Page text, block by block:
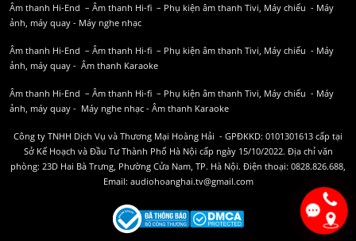
Âm thanh Hi-End – Âm thanh Hi-fi – Phụ kiện âm thanh Tivi, Máy chiếu - Máy
ảnh, máy quay - Máy nghe nhạc
Âm thanh Hi-End – Âm thanh Hi-fi – Phụ kiện âm thanh Tivi, Máy chiếu - Máy
ảnh, máy quay - Âm thanh Karaoke
Âm thanh Hi-End – Âm thanh Hi-fi – Phụ kiện âm thanh Tivi, Máy chiếu - Máy
ảnh, máy quay - Máy nghe nhạc - Âm thanh Karaoke
Công ty TNHH Dịch Vụ và Thương Mại Hoàng Hải - GPĐKKD: 0101301613 cấp tại
Sở Kế Hoạch và Đầu Tư Thành Phố Hà Nội cấp ngày 15/10/2022. Địa chỉ văn
phòng: 23D Hai Bà Trưng, Phường Cửa Nam, TP. Hà Nội. Điện thoại: 0828.826.688,
Email: audiohoanghai.tv@gmail.com